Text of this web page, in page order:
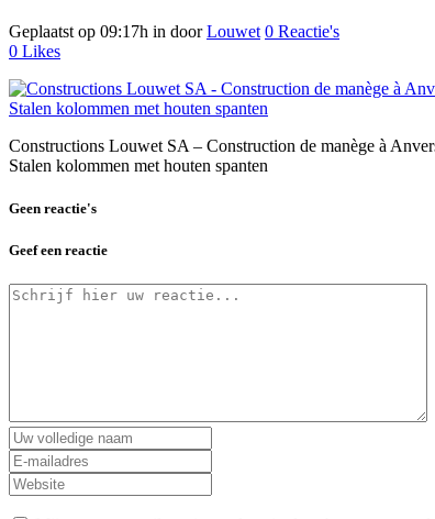
Geplaatst op 09:17h in doorLouwet 0 Reactie's
0 Likes
Constructions Louwet SA – Construction de manège à
Stalen kolommen met houten spanten
Geen reactie's
Geef een reactie